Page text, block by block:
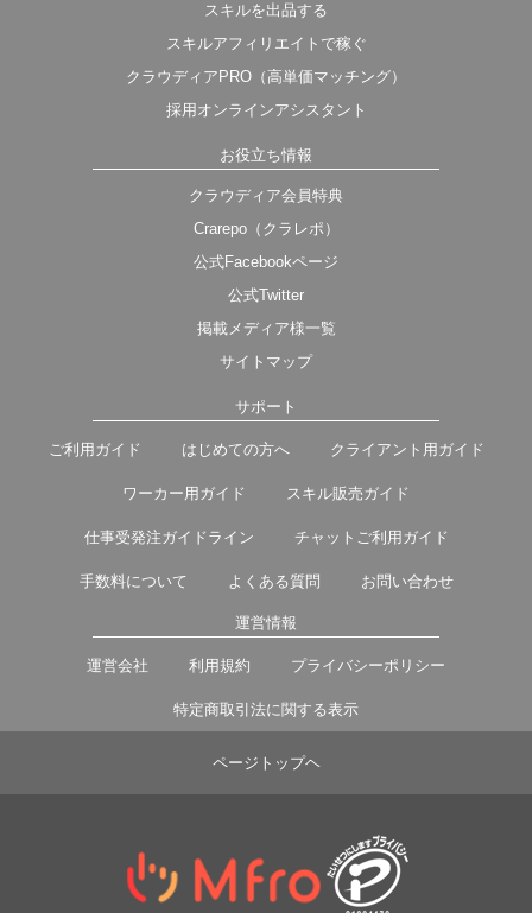
スキルを出品する
スキルアフィリエイトで稼ぐ
クラウディアPRO（高単価マッチング）
採用オンラインアシスタント
お役立ち情報
クラウディア会員特典
Crarepo（クラレポ）
公式Facebookページ
公式Twitter
掲載メディア様一覧
サイトマップ
サポート
ご利用ガイド はじめての方へ クライアント用ガイド
ワーカー用ガイド スキル販売ガイド
仕事受発注ガイドライン チャットご利用ガイド
手数料について よくある質問 お問い合わせ
運営情報
運営会社 利用規約 プライバシーポリシー
特定商取引法に関する表示
ページトップヘ